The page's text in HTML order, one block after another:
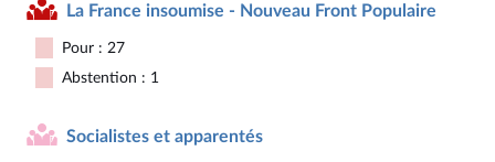
La France insoumise - Nouveau Front Populaire
Pour : 27
Abstention : 1
Socialistes et apparentés